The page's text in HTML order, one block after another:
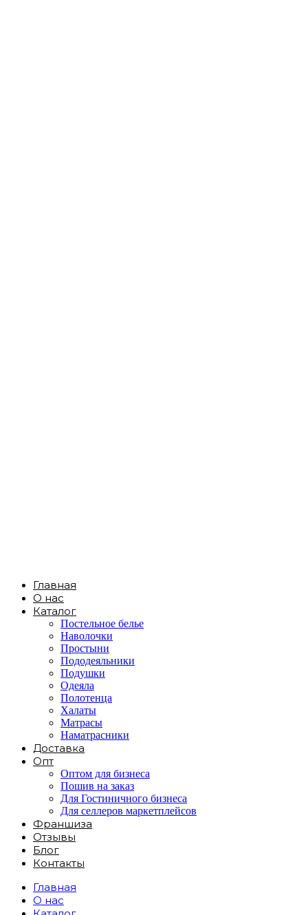
Главная
О нас
Каталог
Постельное белье
Наволочки
Простыни
Пододеяльники
Подушки
Одеяла
Полотенца
Халаты
Матрасы
Наматрасники
Доставка
Опт
Оптом для бизнеса
Пошив на заказ
Для Гостиничного бизнеса
Для селлеров маркетплейсов
Франшиза
Отзывы
Блог
Контакты
Главная
О нас